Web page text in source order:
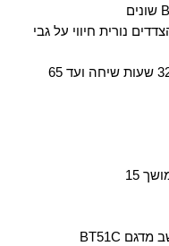
פנוי (לחיווי זמינות המשתמש) 2 הצדדים נורית חיווי על גבי
הסוללה במערכת הראש מאפשרת עד 32 שעות שיחה ועד 65